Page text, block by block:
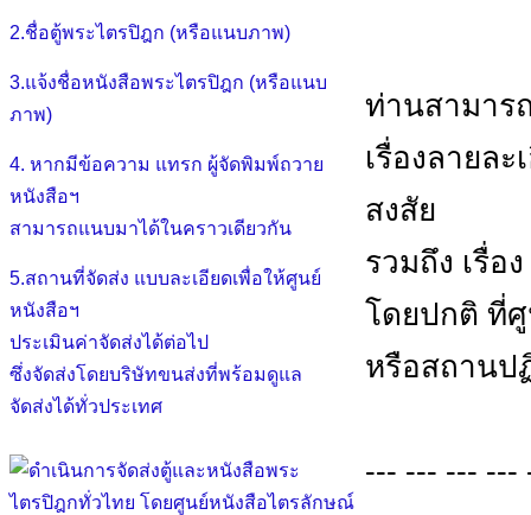
2.ชื่อตู้พระไตรปิฎก (หรือแนบภาพ)
3.แจ้งชื่อหนังสือพระไตรปิฎก (หรือแนบ
ภาพ)
4. หากมีข้อความ แทรก ผู้จัดพิมพ์ถวาย
หนังสือฯ
สามารถแนบมาได้ในคราวเดียวกัน
5.สถานที่จัดส่ง แบบละเอียดเพื่อให้ศูนย์
หนังสือฯ
ประเมินค่าจัดส่งได้ต่อไป
ซึ่งจัดส่งโดยบริษัทขนส่งที่พร้อมดูแล
จัดส่งได้ทั่วประเทศ
ท่านสามาร
เรื่องลายล
สงสัย
รวมถึง เรื่อ
โดยปกติ ที่
หรือสถานป
--- --- --- ---